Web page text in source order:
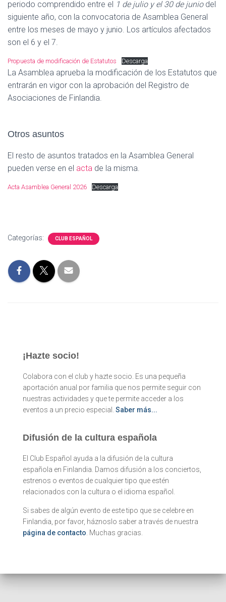
periodo comprendido entre el 1 de julio y el 30 de juniodel
siguiente año, con la convocatoria de Asamblea General
entre los meses de mayo y junio. Los artículos afectados
son el 6 y el 7.
Propuesta de modificación de Estatutos Descarga
La Asamblea aprueba la modificación de los Estatutos que
entrarán en vigor con la aprobación del Registro de
Asociaciones de Finlandia.
Otros asuntos
El resto de asuntos tratados en la Asamblea General
pueden verse en el acta de la misma.
Acta Asamblea General 2026 Descarga
Categorías: CLUB ESPAÑOL
¡Hazte socio!
Colabora con el club y hazte socio. Es una pequeña
aportación anual por familia que nos permite seguir con
nuestras actividades y que te permite acceder a los
eventos a un precio especial. Saber más...
Difusión de la cultura española
El Club Español ayuda a la difusión de la cultura
española en Finlandia. Damos difusión a los conciertos,
estrenos o eventos de cualquier tipo que estén
relacionados con la cultura o el idioma español.
Si sabes de algún evento de este tipo que se celebre en
Finlandia, por favor, háznoslo saber a través de nuestra
página de contacto . Muchas gracias.